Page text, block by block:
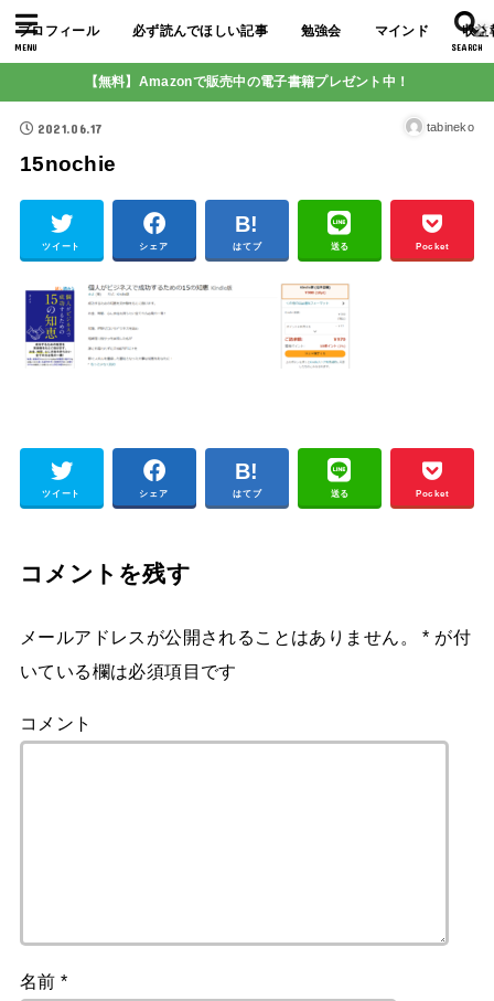
SEARCH
MENU
プロフィール 必ず読んでほしい記事 勉強会 マインド 収益
【無料】Amazonで販売中の電子書籍プレゼント中！
2021.06.17 tabineko
15nochie
ツイート シェア はてブ 送る Pocket
ツイート シェア はてブ 送る Pocket
コメントを残す
メールアドレスが公開されることはありません。 * が付
いている欄は必須項目です
コメント
名前*